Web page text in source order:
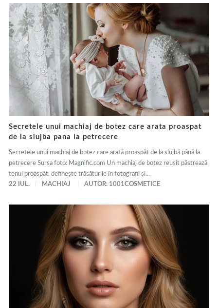
Secretele unui machiaj de botez care arata proaspat
de la slujba pana la petrecere
Secretele unui machiaj de botez care arată proaspăt de la slujbă până la
petrecere Sursa foto: Magnific.com Un machiaj de botez reușit păstrează
tenul proaspăt, definește trăsăturile în fotografii și...
22 IUL.
MACHIAJ AUTOR: 1001COSMETICE